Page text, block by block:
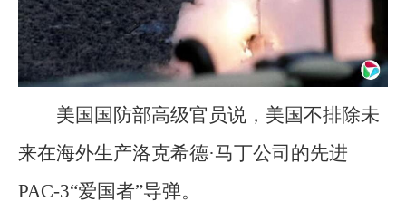
美国国防部高级官员说，美国不排除未
来在海外生产洛克希德·马丁公司的先进
PAC-3“爱国者”导弹。